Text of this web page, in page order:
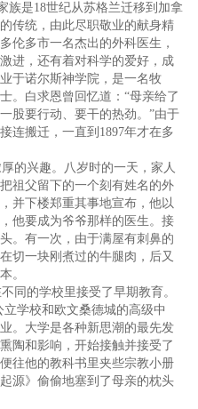
族是18世纪从苏格兰迁移到加拿
传统，由此尽职敬业的献身精
伦多市一名杰出的外科医生，
进，还有着对科学的爱好，成
于诺尔斯神学院，是一名牧
。白求恩曾回忆道：“母亲给了
股要行动、要干的热劲。”由于
连搬迁，一直到1897年才在多
的兴趣。八岁时的一天，家人
祖父留下的一个刻有姓名的外
并下楼郑重其事地宣布，他以
他要成为爷爷那样的医生。接
。有一次，由于满屋有刺鼻的
切一块刚煮过的牛腿肉，后又
。
同的学校里接受了早期教育。
学校和欧文桑德城的高级中
。大学是各种新思潮的最先发
陶和影响，开始接触并接受了
往他的教科书里夹些宗教小册
源》偷偷地塞到了母亲的枕头